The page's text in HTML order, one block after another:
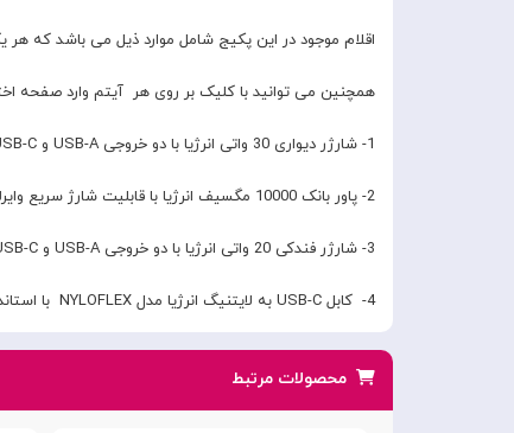
اقلام موجود در این پکیج شامل موارد ذیل می باشد که هر
همچنین می توانید با کلیک بر روی هر آیتم وارد
1- شارژر دیواری 30 واتی انرژیا با دو خروجی USB-A و USB-C و تکنولوژی PD برای شارژ سریع آیفون
2- پاور بانک 10000 مگسیف انرژیا با قابلیت شارژ سریع وایرلس و 20 واتی PD
3- شارژر فندکی 20 واتی انرژیا با دو خروجی USB-A و USB-C و تکنولوژی PD برای شارژ سریع آیفون
4- کابل USB-C به لایتنیگ انرژیا مدل NYLOFLEX با استاندارد جدید اپل C94 مناسب برای شارژ گوشی های آیفون با تمامی آیتمهای بالا
محصولات مرتبط